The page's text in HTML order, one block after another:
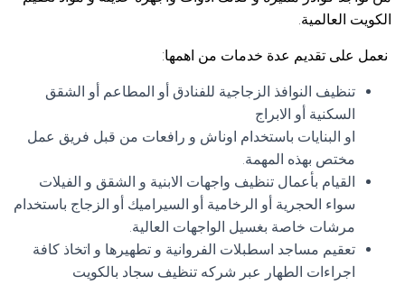
الكويت العالمية.
نعمل على تقديم عدة خدمات من اهمها:
تنظيف النوافذ الزجاجية للفنادق أو المطاعم أو الشقق
السكنية أو الابراج
او البنايات باستخدام اوناش و رافعات من قبل فريق عمل
مختص بهذه المهمة.
القيام بأعمال تنظيف واجهات الابنية و الشقق و الفيلات
سواء الحجرية أو الرخامية أو السيراميك أو الزجاج باستخدام
مرشات خاصة بغسيل الواجهات العالية.
تعقيم مساجد اسطبلات الفروانية و تطهيرها و اتخاذ كافة
اجراءات الطهار عبر شركه تنظيف سجاد بالكويت